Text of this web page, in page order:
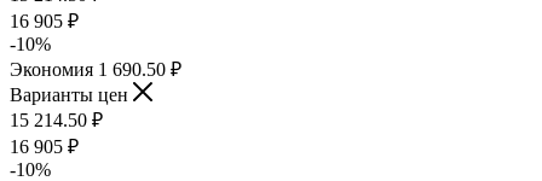
16 905 ₽
-10%
Экономия 1 690.50 ₽
Варианты цен
15 214.50 ₽
16 905 ₽
-10%